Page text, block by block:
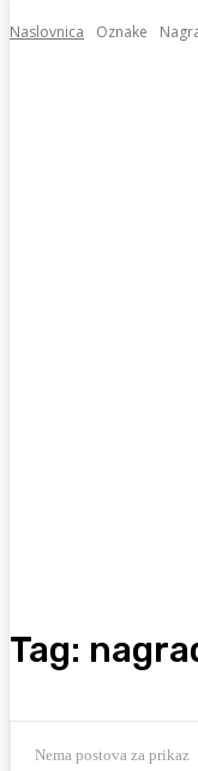
Naslovnica Oznake
Tag:
Nema postova za prikaz